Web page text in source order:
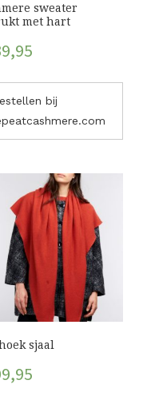
sweater
met hart
bij
sjaal